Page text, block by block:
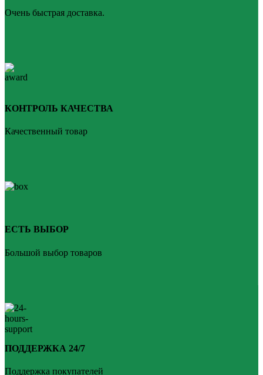
Очень быстрая доставка.
КОНТРОЛЬ КАЧЕСТВА
Качественный товар
ЕСТЬ ВЫБОР
Большой выбор товаров
ПОДДЕРЖКА 24/7
Поддержка покупателей